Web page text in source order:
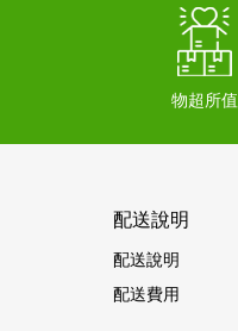
物超所值
配送說明
配送說明
配送費用